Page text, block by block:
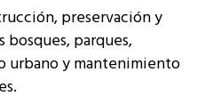
preservación y
parques,
urbano y mantenimiento